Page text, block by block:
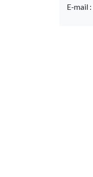
E-mail :